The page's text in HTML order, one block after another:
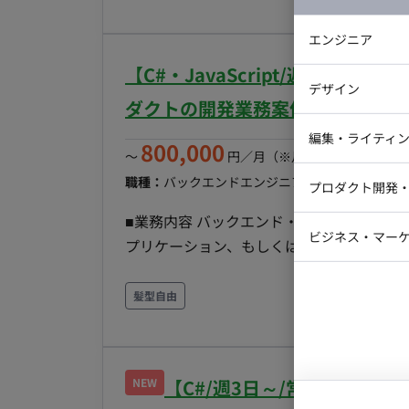
おける設計・実装 ・Webフロントエンド
スキル ・React Nativeを用いたiOS/
た開発経験 ・詳細設計〜実装・テストまでの一連の経験 ■ 尚可スキル ・
ィブ言語の知見 ・既存アプリのリプレイ
築・運用経験
【C#・JavaScript/週4日~/フル
ダクトの開発業務案件
〜 800,000 円／月 （※月160時間稼働の場
職種： バックエンドエンジニア スキル：C#.NET,
■業務内容 バックエンド・フロントエンド
プリケーション、もしくは管理者が使用す
す。 2チーム構成で、20名・6名に分かれます。 ■開発環境 ・言語：
に前後の相談は可能です ・参画時期：10月
髪型自由
NEW
【C#/週3日～/常駐/芝浦駅
エンジニア
インフラエ
テストエン
デザイン
Webデザイ
ラストレー
編集・ライティ
プロダクト開発
クトマネー
ビジネス・マー